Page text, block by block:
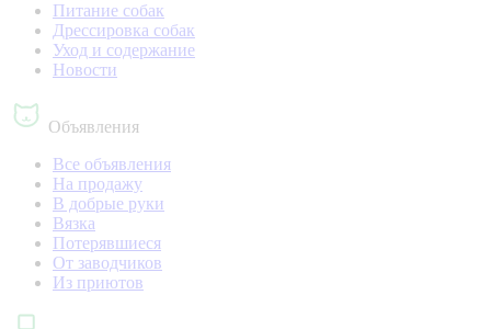
Питание собак
Дрессировка собак
Уход и содержание
Новости
Объявления
Все объявления
На продажу
В добрые руки
Вязка
Потерявшиеся
От заводчиков
Из приютов